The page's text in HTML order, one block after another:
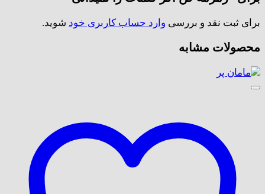
برای ثبت نقد و بررسی وارد حساب کاربری خود شوید.
محصولات مشابه